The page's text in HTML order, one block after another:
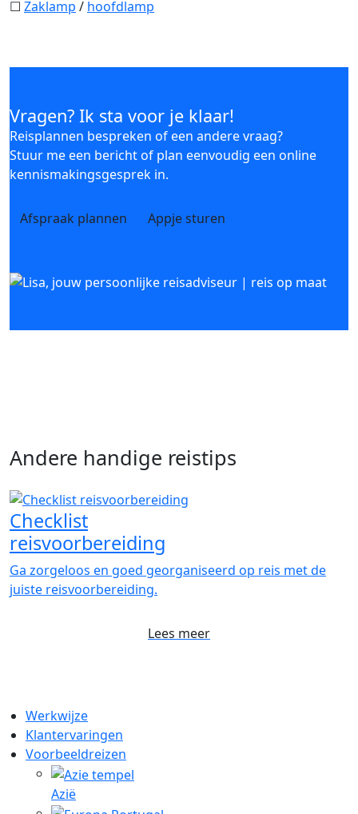
☐ Zaklamp / hoofdlamp
Vragen? Ik sta voor je klaar!
Reisplannen bespreken of een andere vraag?
Stuur me een bericht of plan eenvoudig een online
kennismakingsgesprek in.
Afspraak plannen Appje sturen
Andere handige reistips
Checklist
reisvoorbereiding
Ga zorgeloos en goed georganiseerd op reis met de
juiste reisvoorbereiding.
Lees meer
Werkwijze
Klantervaringen
Voorbeeldreizen
Azië